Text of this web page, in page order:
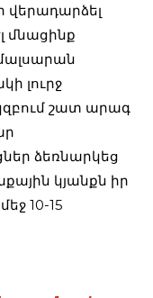
վերադարձել
մնացինք
լուրջ
շատ արագ
ձեռնարկեց
կյանքն իր
10-15